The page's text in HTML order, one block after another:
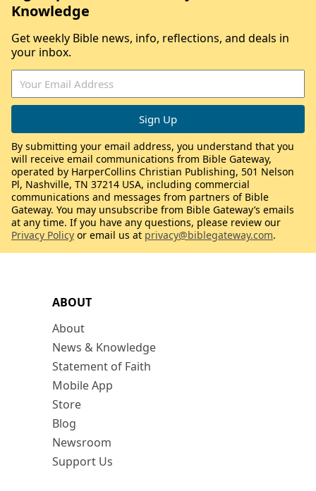
ABOUT
About
News & Knowledge
Statement of Faith
Mobile App
Store
Blog
Newsroom
Support Us
Knowledge
Get weekly Bible news, info, reflections, and deals in
your inbox.
By submitting your email address, you understand that you
will receive email communications from Bible Gateway,
operated by HarperCollins Christian Publishing, 501 Nelson
Pl, Nashville, TN 37214 USA, including commercial
communications and messages from partners of Bible
Gateway. You may unsubscribe from Bible Gateway’s emails
at any time. If you have any questions, please review our
Privacy Policy or email us at privacy@biblegateway.com.